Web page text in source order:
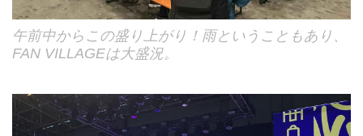
午前中からこの盛り上がり！雨ということもあり、
FAN VILLAGEは大盛況。